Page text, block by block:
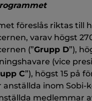
föreslås riktas till
varav högst
(”Grupp D”),
(vice
C”), högst 15 på
inom Sobi-
medlemmar